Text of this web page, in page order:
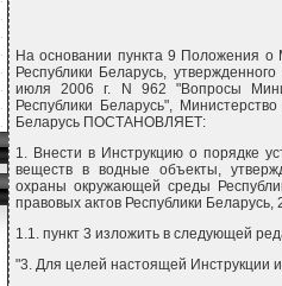
На основании пункта 9 Положения
Республики Беларусь,
июля 2006 г. N 962 "Вопросы
Республики Беларусь",
Беларусь ПОСТАНОВЛЯЕТ:
1. Внести в Инструкцию о порядке
веществ в водные объекты,
охраны окружающей среды
правовых актов Республики
1.1. пункт 3 изложить в следующей
"3. Для целей настоящей Инструкции